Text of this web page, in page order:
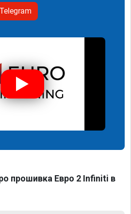
Telegram
прошивка Евро 2 Infiniti в